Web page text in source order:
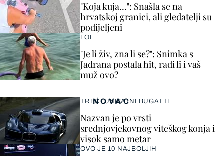
"Koja kuja…": Snašla se na
hrvatskoj granici, ali gledatelji su
podijeljeni
LOL
"Je li živ, zna li se?": Snimka s
Jadrana postala hit, radi li i vaš
muž ovo?
NOVAC
TREĆI UNIKATNI BUGATTI
Nazvan je po vrsti
srednjovjekovnog viteškog konja i
visok samo metar
OVO JE 10 NAJBOLJIH